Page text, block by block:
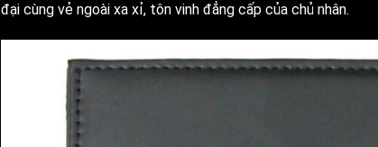
đại cùng vẻ ngoài xa xỉ, tôn vinh đẳng cấp của chủ nhân.